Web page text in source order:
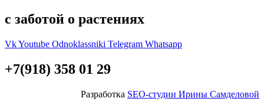
с заботой о растениях
VkYoutube Odnoklassniki Telegram Whatsapp
+7(918) 358 01 29
Разработка SEO-студии Ирины Самделовой